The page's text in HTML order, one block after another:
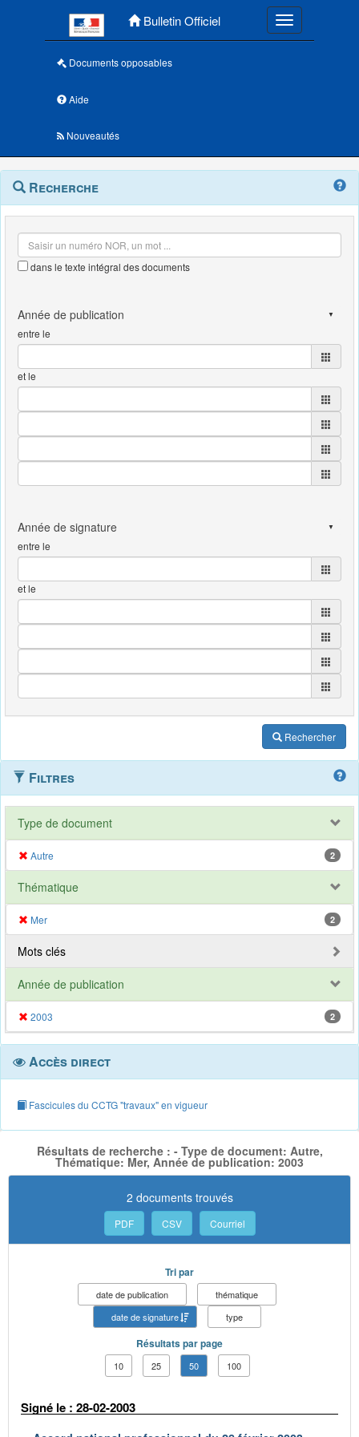
Bulletin Officiel Toggle
Documents opposables
Aide
Nouveautés
Navigation
outils
Menu
contextuel
Recherche
dans le texte intégral des documents
entre le
et le
entre le
et le
Rechercher
Filtres
Type de document
Autre 2
Thématique
Mer 2
Mots clés
Année de publication
2003 2
Accès direct
Fascicules du CCTG "travaux" en vigueur
Résultats de recherche : - Type de document: Autre,
Thématique: Mer, Année de publication: 2003
2 documents trouvés
PDF CSV Courriel
Tri par
date de publication
thématique
date de signature
type
Résultats par page
10 25 50 100
Signé le : 28-02-2003